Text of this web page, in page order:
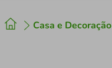
Casa e Decoração